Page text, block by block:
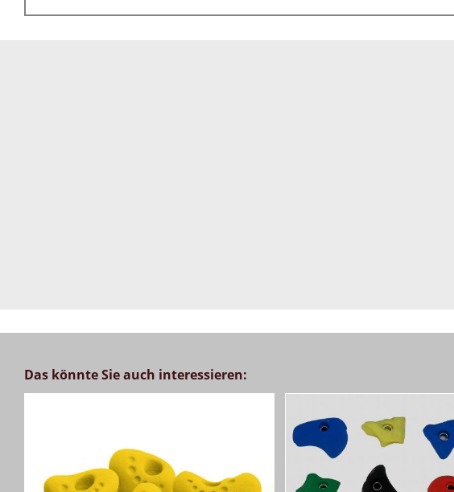
Das könnte Sie auch interessieren: